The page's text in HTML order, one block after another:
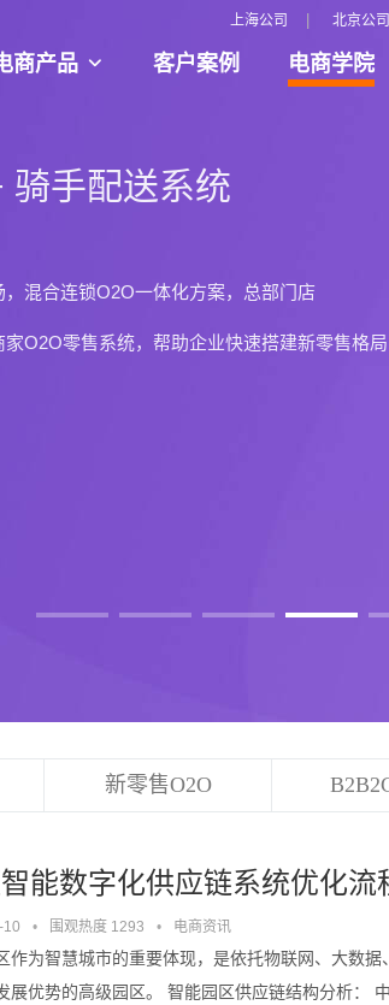
上海公司 北京公司
商产品 客户案例 电商学院
国外支付接口、多语言、多汇率
新零售O2O
能数字化供应链系统优化流
10 • 围观热度 1293 • 电商资讯
作为智慧城市的重要体现，是依托物联网、大数
展优势的高级园区。 智能园区供应链结构分析：